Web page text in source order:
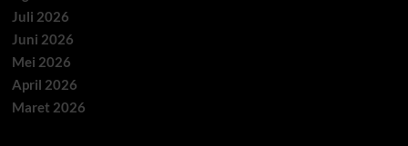
Juli 2026
Juni 2026
Mei 2026
April 2026
Maret 2026